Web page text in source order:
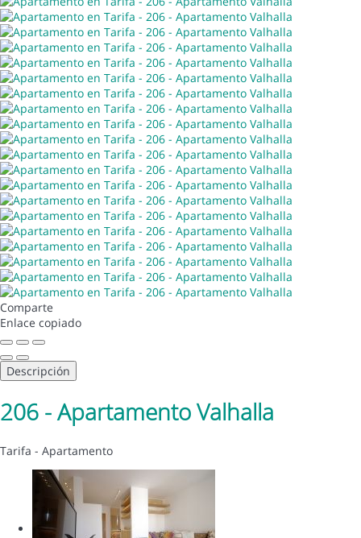
Comparte
Enlace copiado
Descripción
206 - Apartamento Valhalla
Tarifa - Apartamento